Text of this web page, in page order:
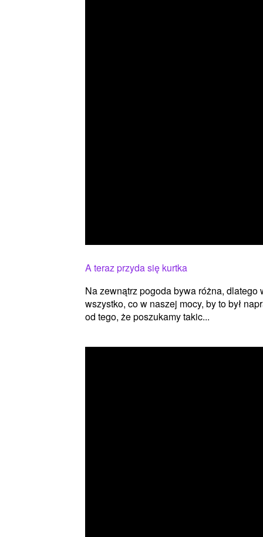
A teraz przyda się kurtka
Na zewnątrz pogoda bywa różna,
wszystko, co w naszej mocy, by to był
od tego, że poszukamy takic...